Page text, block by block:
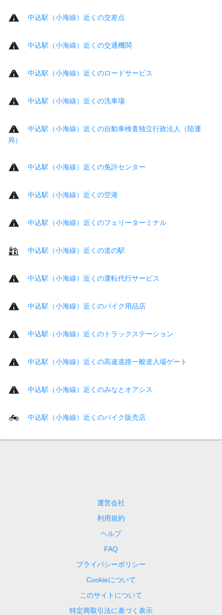
中込駅（小海線）近くの交差点
中込駅（小海線）近くの交通機関
中込駅（小海線）近くのロードサービス
中込駅（小海線）近くの洗車場
中込駅（小海線）近くの自動車検査独立行政法人（陸運
局）
中込駅（小海線）近くの免許センター
中込駅（小海線）近くの空港
中込駅（小海線）近くのフェリーターミナル
中込駅（小海線）近くの道の駅
中込駅（小海線）近くの運転代行サービス
中込駅（小海線）近くのバイク用品店
中込駅（小海線）近くのトラックステーション
中込駅（小海線）近くの高速道路一般道入場ゲート
中込駅（小海線）近くのみなとオアシス
中込駅（小海線）近くのバイク販売店
運営会社
利用規約
ヘルプ
FAQ
プライバシーポリシー
Cookieについて
このサイトについて
特定商取引法に基づく表示